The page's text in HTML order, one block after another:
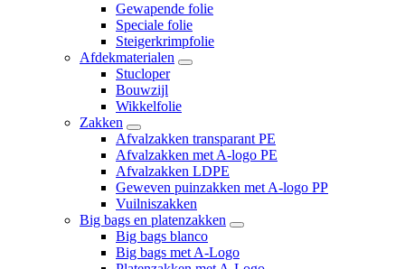
Gewapende folie
Speciale folie
Steigerkrimpfolie
Afdekmaterialen
Stucloper
Bouwzijl
Wikkelfolie
Zakken
Afvalzakken transparant PE
Afvalzakken met A-logo PE
Afvalzakken LDPE
Geweven puinzakken met A-logo PP
Vuilniszakken
Big bags en platenzakken
Big bags blanco
Big bags met A-Logo